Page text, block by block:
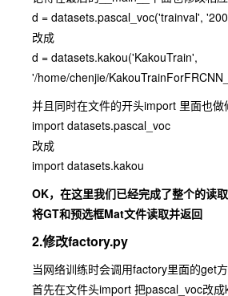
d = datasets.pascal_voc('trainval',
改成
d = datasets.kakou('KakouTrain',
'/home/chenjie/
并且同时在文件的开头import 里面也做
import datasets.pascal_voc
改成
import datasets.kakou
OK，在这里我们已经完成了整个的读
将GT和预选框Mat文件读取并返回
2.修改factory.py
当网络训练时会调用factory里面的get
首先在文件头import 把pascal_voc改成